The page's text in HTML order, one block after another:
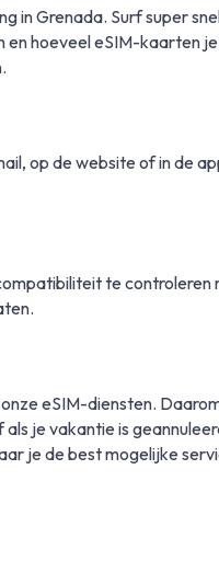
in Grenada. Surf super
hoeveel eSIM-kaarten
op de website of in de
te controleren
eSIM-diensten.
je vakantie is
je de best mogelijke